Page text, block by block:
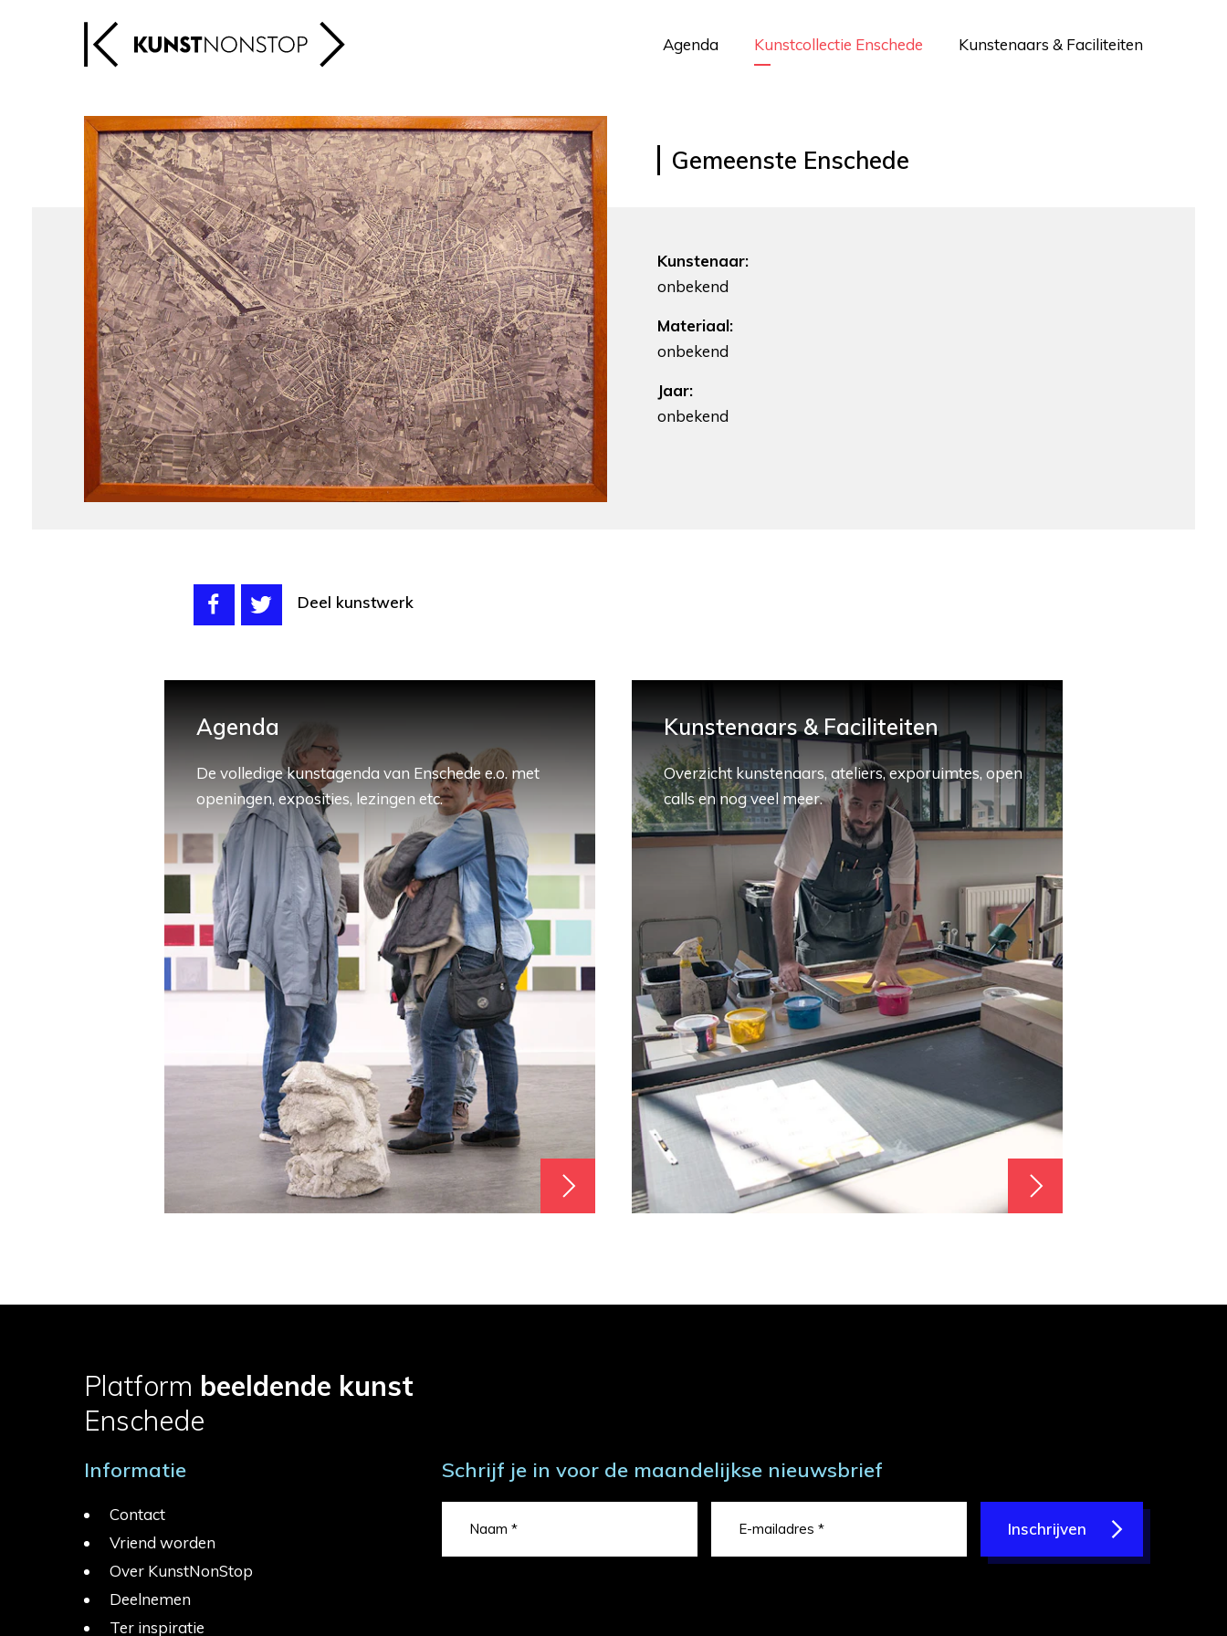
Agenda Kunstcollectie Enschede Kunstenaars & Faciliteiten
Gemeenste Enschede
Kunstenaar:
onbekend
Materiaal:
onbekend
Jaar:
onbekend
Deel kunstwerk
Agenda
De volledige kunstagenda van Enschede e.o. met
openingen, exposities, lezingen etc.
Kunstenaars & Faciliteiten
Overzicht kunstenaars, ateliers, exporuimtes, open
calls en nog veel meer.
Platform beeldende kunst
Enschede
Informatie
Contact
Vriend worden
Over KunstNonStop
Deelnemen
Ter inspiratie
Schrijf je in voor de maandelijkse nieuwsbrief
Inschrijven